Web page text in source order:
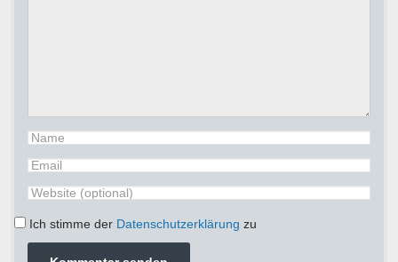
Ich stimme der Datenschutzerklärung zu